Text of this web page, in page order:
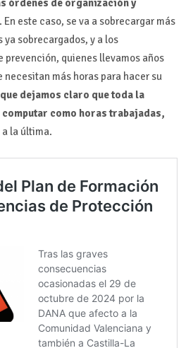
órdenes de organización y
. En este caso, se va a sobrecargar más
ya sobrecargados, y a los
prevención, quienes llevamos años
necesitan más horas para hacer su
que dejamos claro que toda la
como horas trabajadas,
la última.